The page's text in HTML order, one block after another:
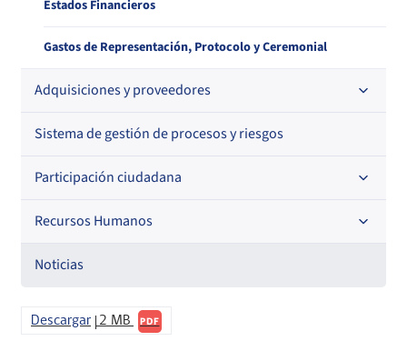
Estados Financieros
Gastos de Representación, Protocolo y Ceremonial
Adquisiciones y proveedores
Contrataciones
Histórico de órdenes de compra
Histórico detalle Pago a Proveedores
Información para proveedores institucionales
Sistema de gestión de procesos y riesgos
Participación ciudadana
Acceso a información relevante
Audiencias Públicas
Recursos Humanos
Código de Ética de la Superintendencia
Noticias
Descargar 2 MB PDF